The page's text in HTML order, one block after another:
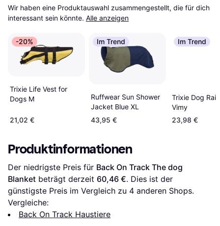
Wir haben eine Produktauswahl zusammengestellt, die für dich
interessant sein könnte. Alle anzeigen
-20%
Trixie Life Vest for
Dogs M
21,02 €
Im Trend
Ruffwear Sun Shower
Jacket Blue XL
43,95 €
Im Trend
Trixie Dog
Vimy
23,98 €
Produktinformationen
Der niedrigste Preis für Back On Track The dog
Blanket beträgt derzeit 60,46 €. Dies ist der
günstigste Preis im Vergleich zu 4 anderen Shops.
Vergleiche:
Back On Track Haustiere